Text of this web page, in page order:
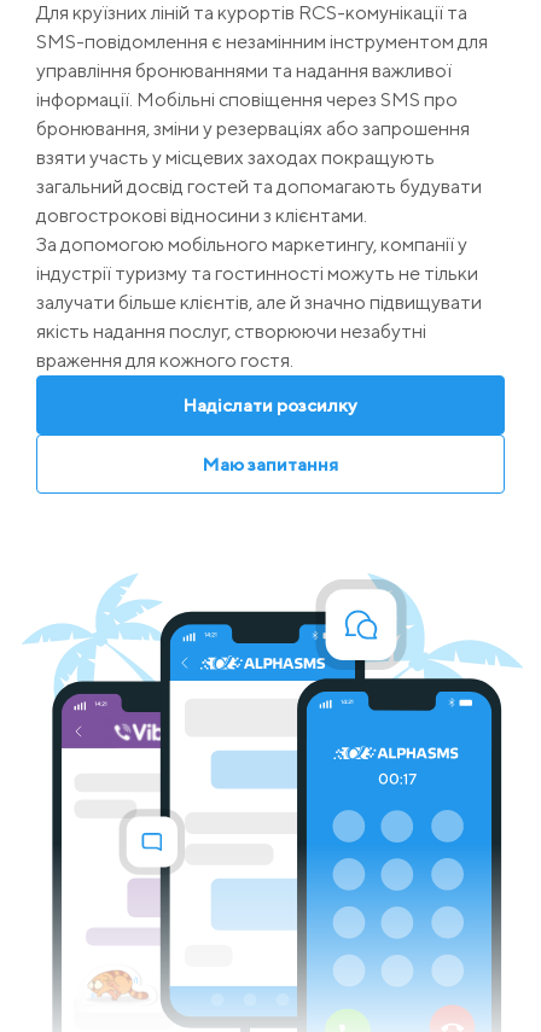
Для круїзних ліній та курортів RCS-комунікації та
SMS-повідомлення є незамінним інструментом для
управління бронюваннями та надання важливої
інформації. Мобільні сповіщення через SMS про
бронювання, зміни у резерваціях або запрошення
взяти участь у місцевих заходах покращують
загальний досвід гостей та допомагають будувати
довгострокові відносини з клієнтами.
За допомогою мобільного маркетингу, компанії у
індустрії туризму та гостинності можуть не тільки
залучати більше клієнтів, але й значно підвищувати
якість надання послуг, створюючи незабутні
враження для кожного гостя.
Надіслати розсилку
Маю запитання